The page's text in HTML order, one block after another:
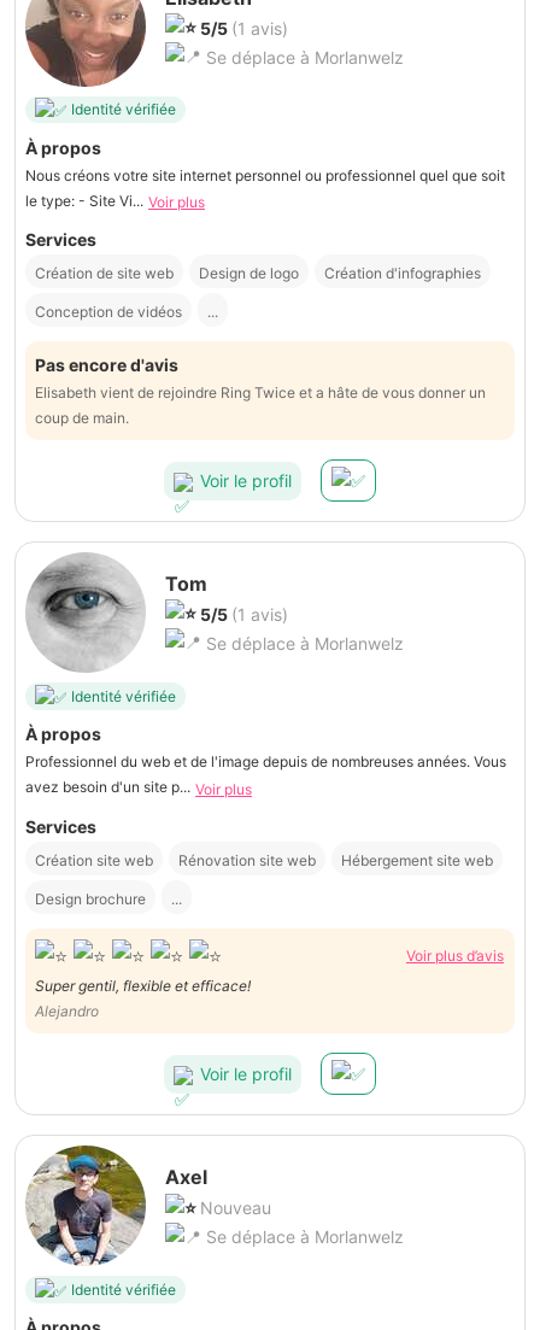
5/5 (1 avis)
Se déplace à Morlanwelz
Identité vérifiée
À propos
Nous créons votre site internet personnel ou professionnel quel que soit
le type: - Site Vi... Voir plus
Services
Création de site web Design de logo Création d'infographies
Conception de vidéos ...
Pas encore d'avis
Elisabeth vient de rejoindre Ring Twice et a hâte de vous donner un
coup de main.
Voir le profil
Tom
5/5 (1 avis)
Se déplace à Morlanwelz
Identité vérifiée
À propos
Professionnel du web et de l'image depuis de nombreuses années. Vous
avez besoin d'un site p... Voir plus
Services
Création site web Rénovation site web Hébergement site web
Design brochure ...
Voir plus d’avis
Super gentil, flexible et efficace!
Alejandro
Voir le profil
Axel
Nouveau
Se déplace à Morlanwelz
Identité vérifiée